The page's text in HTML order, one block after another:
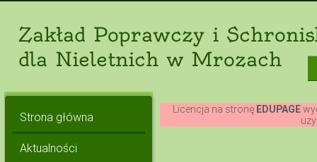
Zakład Poprawczy i
dla Nieletnich w Mrozach
Strona główna
Aktualności
Licencja na stronę EDUPAGE